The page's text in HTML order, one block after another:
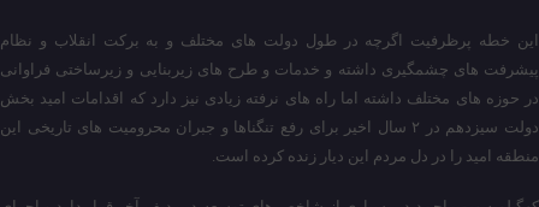
این خطه پرظرفیت اگرچه در طول دولت های مختلف و به برکت انقلاب و نظام
پیشرفت های چشمگیری داشته و خدمات و طرح های زیربنایی و زیرساختی فراوانی
در حوزه های مختلف داشته اما راه های نرفته زیادی نیز دارد که اقدامات امید بخش
دولت سیزدهم در ۲ سال اخیر برای رفع تنگناها و جبران محرومیت های تاریخی این
منطقه امید را در دل مردم این دیار زنده کرده است.